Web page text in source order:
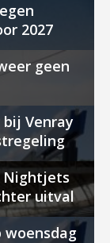
2027
geen
Venray
Nightjets
uitval
woensdag